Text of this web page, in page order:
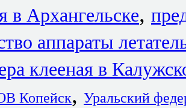
в Архангельске,
аппараты
клееная в
Копейск, Уральский